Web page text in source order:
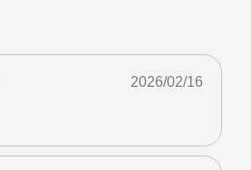
2026/02/16